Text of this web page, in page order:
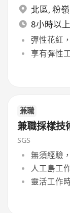
北區, 粉嶺
8小時以
彈性花紅
享有彈性
兼職
兼職採樣技
SGS
無須經驗
人工島工
靈活工作